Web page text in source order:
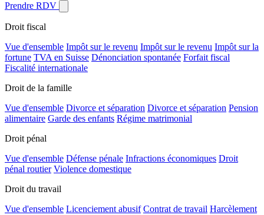
Prendre RDV
Droit fiscal
Vue d'ensemble Impôt sur le revenu Impôt sur le revenu Impôt sur la
fortune TVA en Suisse Dénonciation spontanée Forfait fiscal
Fiscalité internationale
Droit de la famille
Vue d'ensemble Divorce et séparation Divorce et séparation Pension
alimentaire Garde des enfants Régime matrimonial
Droit pénal
Vue d'ensemble Défense pénale Infractions économiques Droit
pénal routier Violence domestique
Droit du travail
Vue d'ensemble Licenciement abusif Contrat de travail Harcèlement